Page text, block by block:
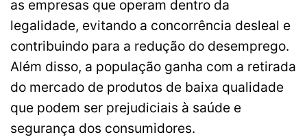
as empresas que operam dentro da
legalidade, evitando a concorrência desleal e
contribuindo para a redução do desemprego.
Além disso, a população ganha com a retirada
do mercado de produtos de baixa qualidade
que podem ser prejudiciais à saúde e
segurança dos consumidores.